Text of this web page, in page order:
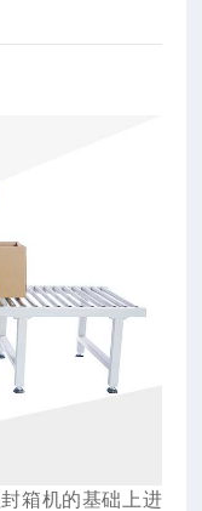
箱机的基础上进